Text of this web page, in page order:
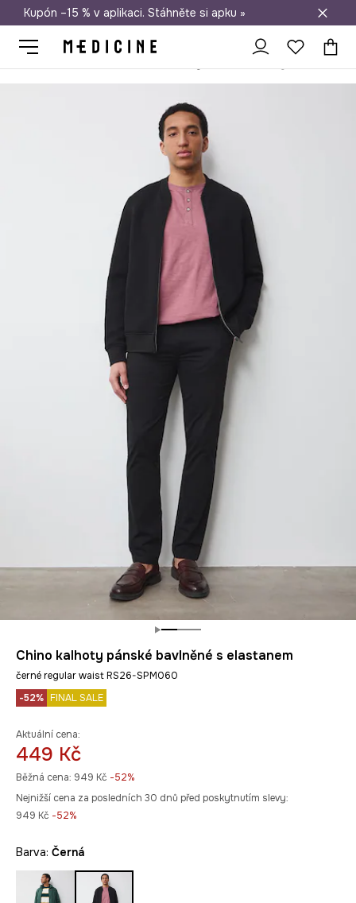
Doprava zdarma při nákupu nad 1 200 Kč
Kupón –15 % v aplikaci. Stáhněte si apku »
Chino kalhoty pánské bavlněné s elastanem
černé regular waist RS26-SPM060
-52% FINAL SALE
Aktuální cena:
449 Kč
Běžná cena: 949 Kč -52%
Nejnižší cena za posledních 30 dnů před poskytnutím slevy:
949 Kč -52%
Barva: černá